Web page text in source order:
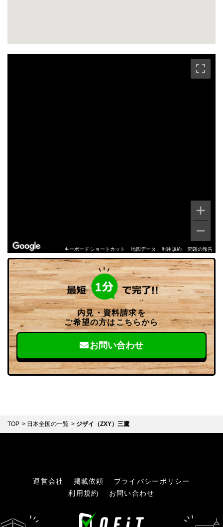
キーボード ショートカット 地図データ 利用規約 問題の報告
内見・資料請求を
ご希望の方はこちらから
お問い合わせ
TOP 日本全国の一覧 ジザイ（ZXY）三鷹
運営会社 掲載依頼
プライバシーポリシー
利用規約
お問い合わせ